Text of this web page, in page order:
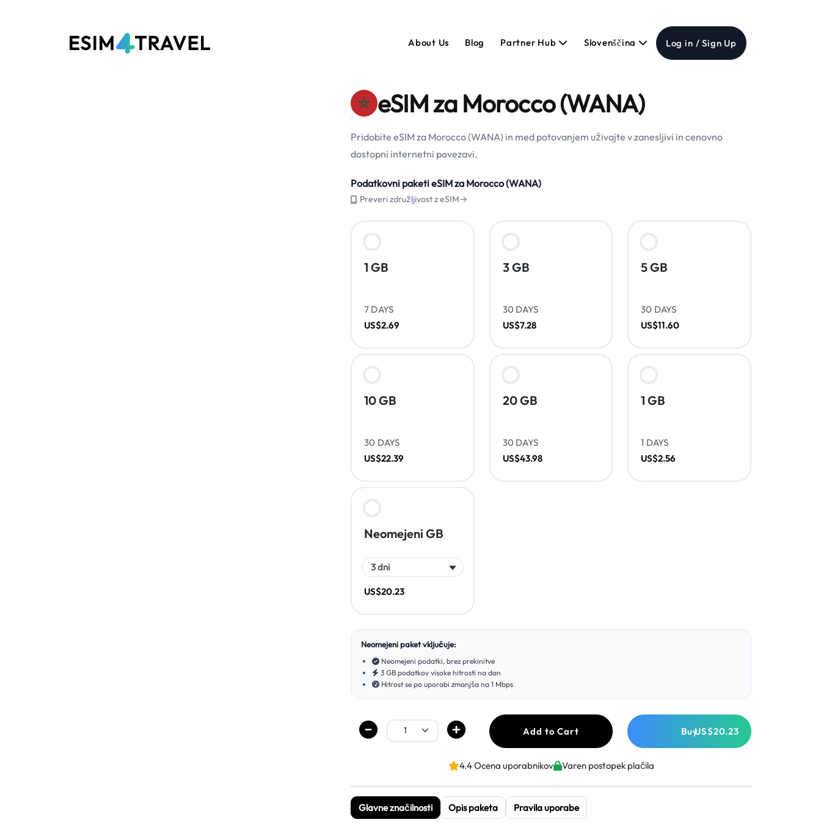
About Us Blog Partner Hub Slovenščina Log in / Sign Up
eSIM za Morocco (WANA)
Pridobite eSIM za Morocco (WANA) in med potovanjem uživajte v zanesljivi in cenovno
dostopni internetni povezavi.
Podatkovni paketi eSIM za Morocco (WANA)
Preveri združljivost z eSIM→
1 GB
7 DAYS
US$2.69
3 GB
30 DAYS
US$7.28
5 GB
30 DAYS
US$11.60
10 GB
30 DAYS
US$22.39
20 GB
30 DAYS
US$43.98
1 GB
1 DAYS
US$2.56
Neomejeni GB
US$20.23
Neomejeni paket vključuje:
Neomejeni podatki, brez prekinitve
3 GB podatkov visoke hitrosti na dan
Hitrost se po uporabi zmanjša na 1 Mbps
Add to Cart BuyUS$20.23
4.4 Ocena uporabnikov Varen postopek plačila
Glavne značilnosti Opis paketa Pravila uporabe